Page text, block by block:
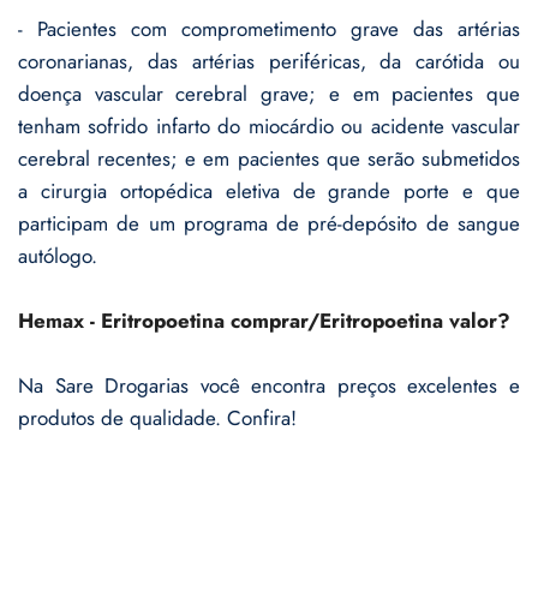
- Pacientes com comprometimento grave das artérias
coronarianas, das artérias periféricas, da carótida ou
doença vascular cerebral grave; e em pacientes que
tenham sofrido infarto do miocárdio ou acidente vascular
cerebral recentes; e em pacientes que serão submetidos
a cirurgia ortopédica eletiva de grande porte e que
participam de um programa de pré-depósito de sangue
autólogo.
Hemax - Eritropoetina comprar/Eritropoetina valor?
Na Sare Drogarias você encontra preços excelentes e
produtos de qualidade. Confira!